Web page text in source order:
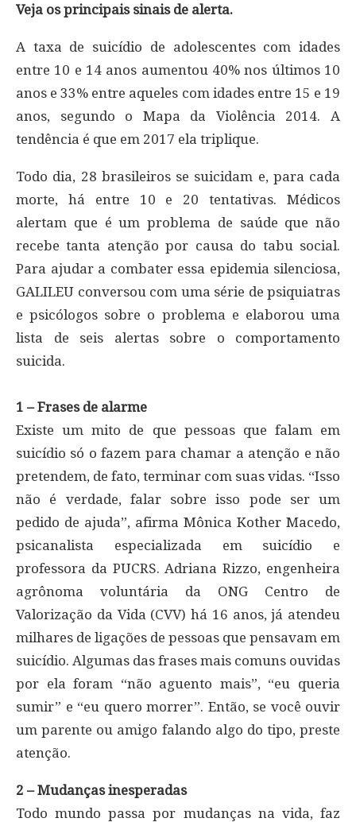
Veja os principais sinais de alerta.
A taxa de suicídio de adolescentes com idades
entre 10 e 14 anos aumentou 40% nos últimos 10
anos e 33% entre aqueles com idades entre 15 e 19
anos, segundo o Mapa da Violência 2014. A
tendência é que em 2017 ela triplique.
Todo dia, 28 brasileiros se suicidam e, para cada
morte, há entre 10 e 20 tentativas. Médicos
alertam que é um problema de saúde que não
recebe tanta atenção por causa do tabu social.
Para ajudar a combater essa epidemia silenciosa,
GALILEU conversou com uma série de psiquiatras
e psicólogos sobre o problema e elaborou uma
lista de seis alertas sobre o comportamento
suicida.
1 – Frases de alarme
Existe um mito de que pessoas que falam em
suicídio só o fazem para chamar a atenção e não
pretendem, de fato, terminar com suas vidas. “Isso
não é verdade, falar sobre isso pode ser um
pedido de ajuda”, afirma Mônica Kother Macedo,
psicanalista especializada em suicídio e
professora da PUCRS. Adriana Rizzo, engenheira
agrônoma voluntária da ONG Centro de
Valorização da Vida (CVV) há 16 anos, já atendeu
milhares de ligações de pessoas que pensavam em
suicídio. Algumas das frases mais comuns ouvidas
por ela foram “não aguento mais”, “eu queria
sumir” e “eu quero morrer”. Então, se você ouvir
um parente ou amigo falando algo do tipo, preste
atenção.
2 – Mudanças inesperadas
Todo mundo passa por mudanças na vida, faz